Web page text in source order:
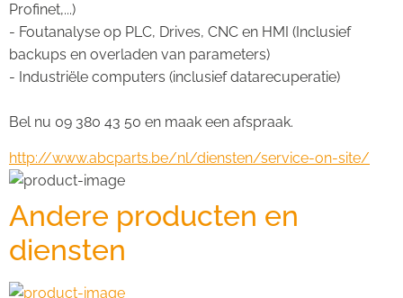
Profinet,...)
- Foutanalyse op PLC, Drives, CNC en HMI (Inclusief
backups en overladen van parameters)
- Industriële computers (inclusief datarecuperatie)
Bel nu 09 380 43 50 en maak een afspraak.
http://www.abcparts.be/nl/diensten/service-on-site/
Andere producten en
diensten